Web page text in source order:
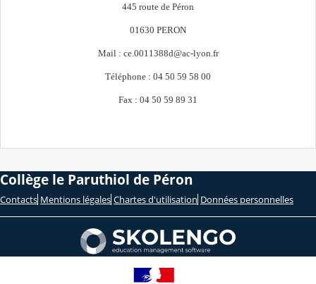
445 route de Péron
01630 PERON
Mail : ce.0011388d@ac-lyon.fr
Téléphone : 04 50 59 58 00
Fax : 04 50 59 89 31
Collège le Paruthiol de Péron
Contacts Mentions légales Chartes d'utilisation Données personnelles